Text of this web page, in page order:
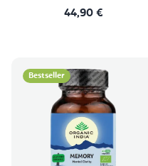
44,90 €
Bestseller